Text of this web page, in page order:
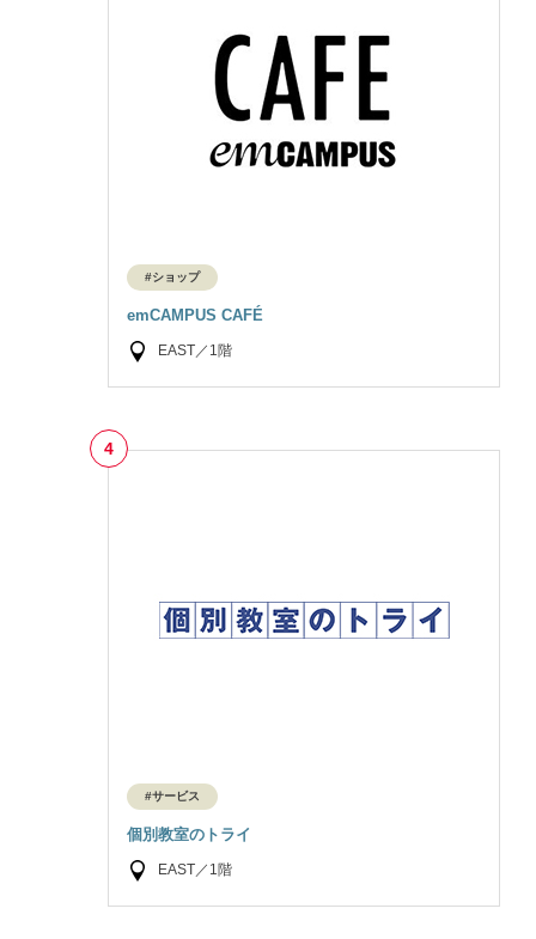
#ショップ
emCAMPUS CAFÉ
EAST／1階
#サービス
個別教室のトライ
EAST／1階